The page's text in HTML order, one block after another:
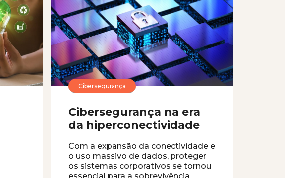
Cibersegurança
Cibersegurança na era
da hiperconectividade
Com a expansão da conectividade e
o uso massivo de dados, proteger
os sistemas corporativos se tornou
essencial para a sobrevivência